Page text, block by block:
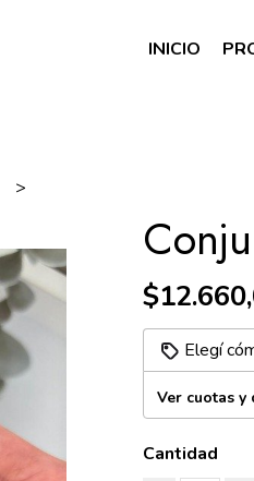
INICIO
Elegí
Ver cuotas y
Cantidad